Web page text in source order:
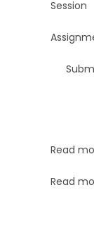
Read
Read